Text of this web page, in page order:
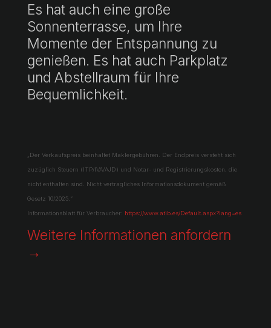
Es hat auch eine große
Sonnenterrasse, um Ihre
Momente der Entspannung zu
genießen. Es hat auch Parkplatz
und Abstellraum für Ihre
Bequemlichkeit.
„Der Verkaufspreis beinhaltet Maklergebühren. Der Endpreis versteht sich
zuzüglich Steuern (ITP/IVA/AJD) und Notar- und Registrierungskosten, die
nicht enthalten sind. Nicht vertragliches Informationsdokument gemäß
Gesetz 10/2025.“
Informationsblatt für Verbraucher: https://www.atib.es/Default.aspx?lang=es
Weitere Informationen anfordern
→